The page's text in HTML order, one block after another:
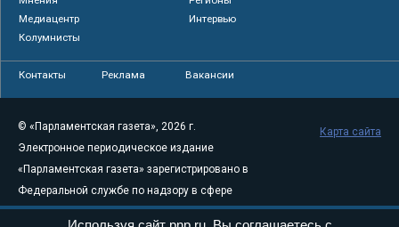
Медиацентр
Интервью
Колумнисты
Контакты Реклама Вакансии
© «Парламентская газета», 2026 г.
Электронное периодическое издание
«Парламентская газета» зарегистрировано в
Федеральной службе по надзору в сфере
связи, информационных технологий и
Карта сайта